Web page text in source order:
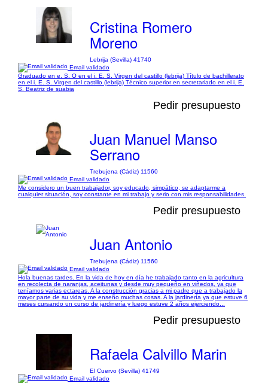
Cristina Romero
Moreno
Lebrija (Sevilla) 41740
Email validado
Graduado en e. S. O en el i. E. S. Virgen del castillo (lebrija) Título de bachillerato
en el i. E. S. Virgen del castillo (lebrija) Técnico superior en secretariado en el i. E.
S. Beatriz de suabia
Pedir presupuesto
Juan Manuel Manso
Serrano
Trebujena (Cádiz) 11560
Email validado
Me considero un buen trabajador, soy educado, simpático, se adaptarme a
cualquier situación, soy constante en mi trabajo y serio con mis responsabilidades.
Pedir presupuesto
Juan Antonio
Trebujena (Cádiz) 11560
Email validado
Hola buenas tardes. En la vida de hoy en día he trabajado tanto en la agricultura
en recolecta de naranjas, aceitunas y desde muy pequeño en viñedos, ya que
teníamos varias ectareas. A la construcción gracias a mi padre que a trabajado la
mayor parte de su vida y me enseño muchas cosas. A la jardinería ya que estuve 6
meses cursando un curso de jardinería y luego estuve 2 años ejerciendo...
Pedir presupuesto
Rafaela Calvillo Marin
El Cuervo (Sevilla) 41749
Email validado